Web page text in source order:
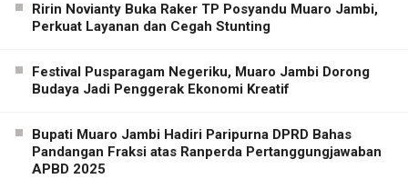
Ririn Novianty Buka Raker TP Posyandu Muaro Jambi,
Perkuat Layanan dan Cegah Stunting
Festival Pusparagam Negeriku, Muaro Jambi Dorong
Budaya Jadi Penggerak Ekonomi Kreatif
Bupati Muaro Jambi Hadiri Paripurna DPRD Bahas
Pandangan Fraksi atas Ranperda Pertanggungjawaban
APBD 2025